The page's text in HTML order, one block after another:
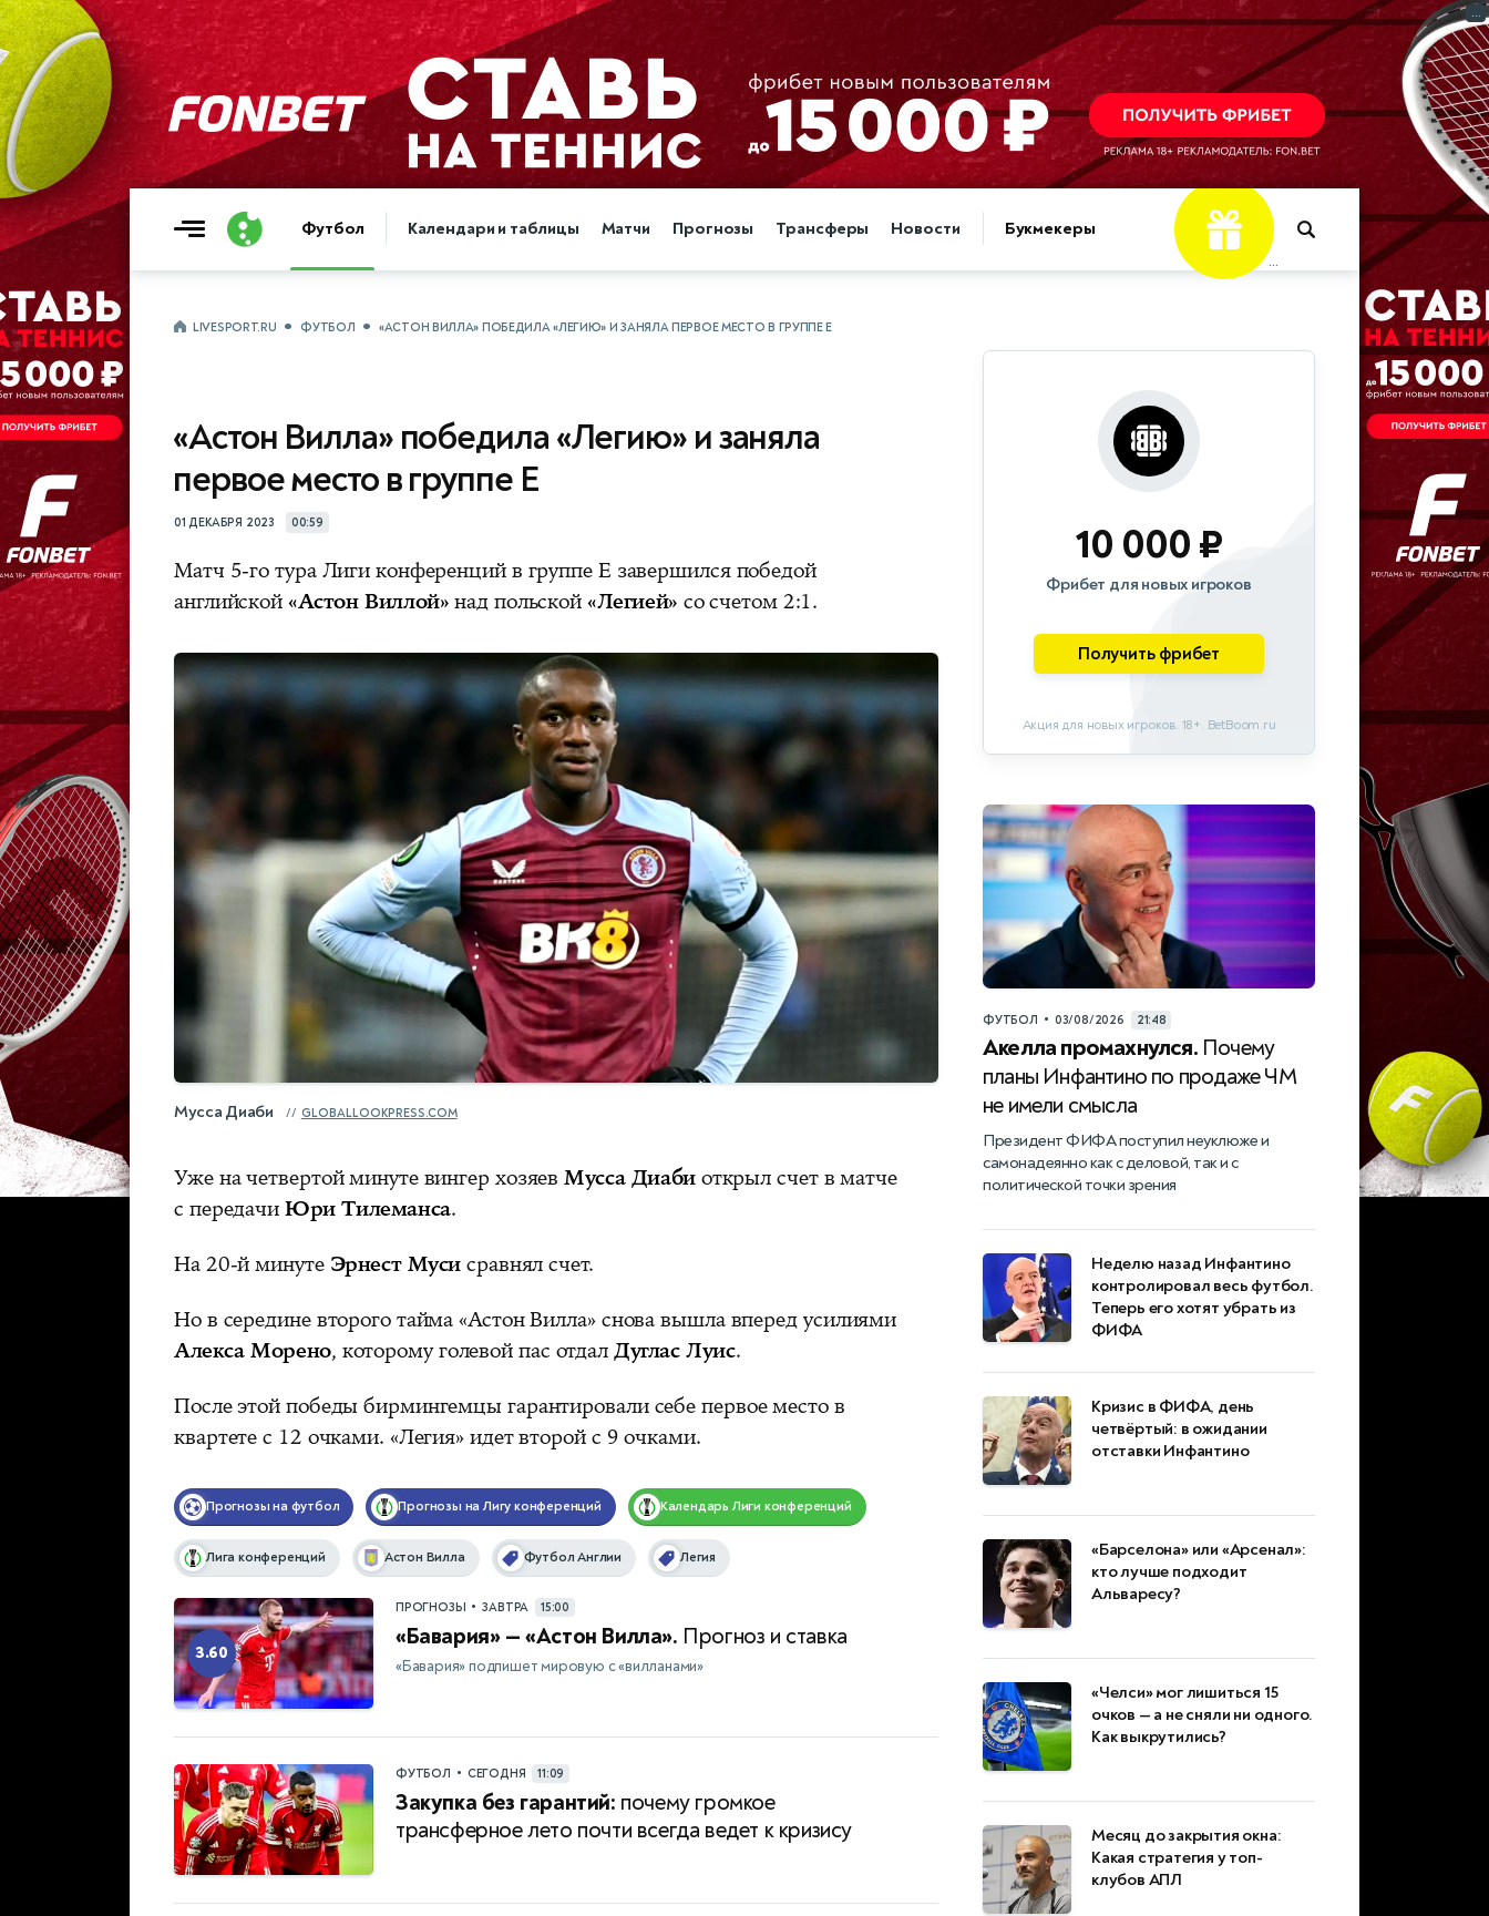
Футбол Календари и таблицы Матчи Прогнозы Трансферы Новости Букмекеры
...
LIVESPORT.RU ФУТБОЛ «АСТОН ВИЛЛА» ПОБЕДИЛА «ЛЕГИЮ» И ЗАНЯЛА ПЕРВОЕ МЕСТО В ГРУППЕ Е
«Астон Вилла» победила «Легию» и заняла
первое место в группе Е
01 ДЕКАБРЯ 2023 00:59
Матч 5-го тура Лиги конференций в группе Е завершился победой
английской«Астон Виллой»над польской«Легией» со счетом 2:1.
Мусса Диаби GLOBALLOOKPRESS.COM
Уже на четвертой минуте вингер хозяевМусса Диабиоткрыл счет в матче
с передачиЮри Тилеманса.
На 20-й минуте Эрнест Мусисравнял счет.
Но в середине второго тайма «Астон Вилла» снова вышла вперед усилиями
Алекса Морено, которому голевой пас отдалДуглас Луис.
После этой победы бирмингемцы гарантировали себе первое место в
квартете с 12 очками. «Легия» идет второй с 9 очками.
Прогнозы на футбол Прогнозы на Лигу конференций Календарь Лиги конференций
Лига конференций Астон Вилла Футбол Англии Легия
3.60
ПРОГНОЗЫ • ЗАВТРА 15:00
«Бавария» — «Астон Вилла». Прогноз и ставка
«Бавария» подпишет мировую с «вилланами»
ФУТБОЛ • СЕГОДНЯ 11:09
Закупка без гарантий: почему громкое
трансферное лето почти всегда ведет к кризису
10 000 ₽
Фрибет для новых игроков
Получить фрибет
Акция для новых игроков. 18+. BetBoom.ru
ФУТБОЛ • 03/08/2026 21:48
Акелла промахнулся.Почему
планы Инфантино по продаже ЧМ
не имели смысла
Президент ФИФА поступил неуклюже и
самонадеянно как с деловой, так и с
политической точки зрения
Неделю назад Инфантино
контролировал весь футбол.
Теперь его хотят убрать из
ФИФА
Кризис в ФИФА, день
четвёртый: в ожидании
отставки Инфантино
«Барселона» или «Арсенал»:
кто лучше подходит
Альваресу?
«Челси» мог лишиться 15
очков — а не сняли ни одного.
Как выкрутились?
Месяц до закрытия окна:
Какая стратегия у топ-
клубов АПЛ
...